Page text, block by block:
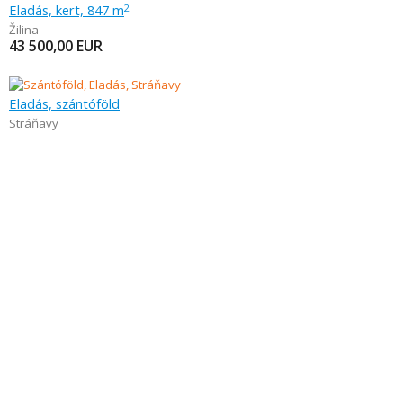
Eladás, kert, 847 m2
Žilina
43 500,00 EUR
Eladás, szántóföld
Stráňavy